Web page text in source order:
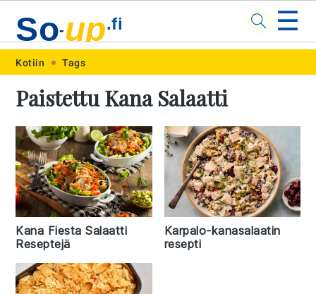
Skip
primary
navigation
Skip
main
content
Skip
primary
sidebar
Skip
footer
So-up.fi ☰
Kotiin Tags
Paistettu Kana Salaatti
Kana Fiesta Salaatti
Reseptejä
Karpalo-kanasalaatin
resepti